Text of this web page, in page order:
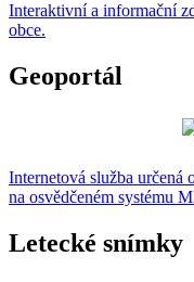
Interaktivní a informační
obce.
Geoportál
Internetová služba určená
na osvědčeném systému
Letecké snímky